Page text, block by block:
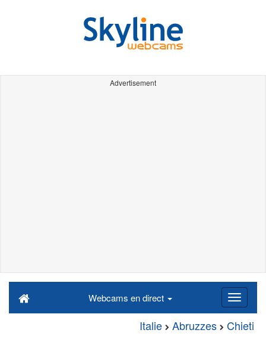
Advertisement
Webcams en direct
Italie Abruzzes Chieti